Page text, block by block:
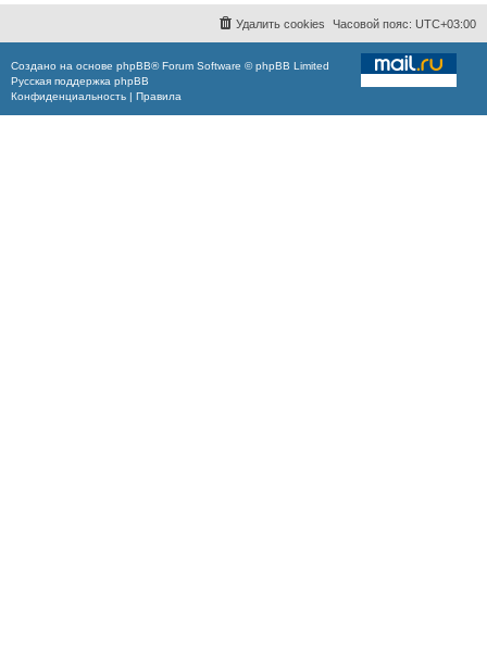
Часовой пояс: UTC+03:00
Удалить cookies
Создано на основе phpBB® Forum Software © phpBB Limited
Русская поддержка phpBB
Конфиденциальность | Правила